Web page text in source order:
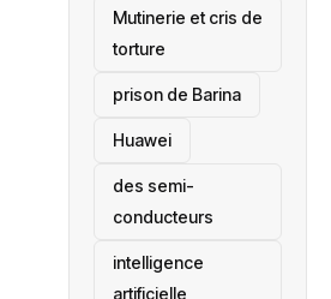
Mutinerie et cris de
torture
prison de Barina
Huawei
des semi-
conducteurs
intelligence
artificielle